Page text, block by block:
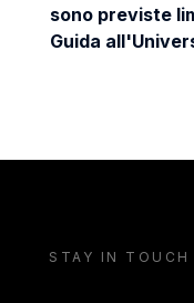
sono previste
Guida
STAY IN TOUCH